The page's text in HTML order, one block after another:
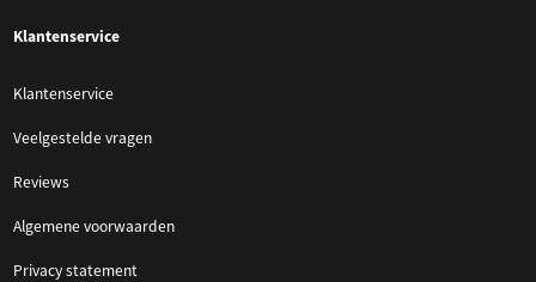
Klantenservice
Klantenservice
Veelgestelde vragen
Reviews
Algemene voorwaarden
Privacy statement